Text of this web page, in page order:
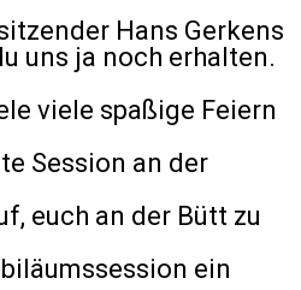
Hans Gerkens
uns ja noch erhalten.
viele spaßige Feiern
Session an der
euch an der Bütt zu
ein